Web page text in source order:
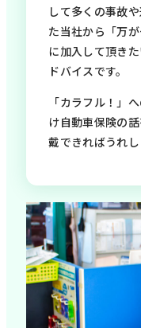
して多くの事故
た当社から「万
に加入して頂き
ドバイスです。
「カラフル！」
け自動車保険の
戴できればうれし